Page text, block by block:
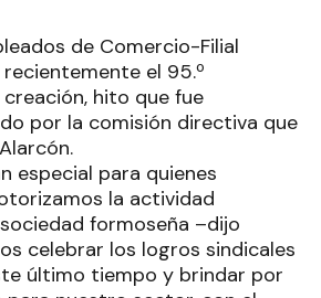
de Comercio-Filial
el 95.º
hito que fue
por la comisión directiva que
especial para quienes
la actividad
formoseña –dijo
celebrar los logros sindicales
último tiempo y brindar por